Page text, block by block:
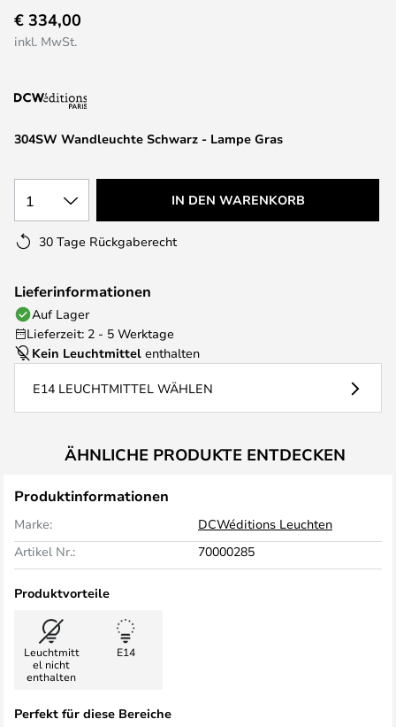
Anfang
der
springen
304SW Wandleuchte Schwarz - Lampe Gras
€ 334,00
inkl. MwSt.
1 IN DEN WARENKORB
30 Tage Rückgaberecht
Lieferinformationen
Auf Lager
Lieferzeit: 2 - 5 Werktage
Kein Leuchtmittel enthalten
E14 LEUCHTMITTEL WÄHLEN
ÄHNLICHE PRODUKTE ENTDECKEN
Produktinformationen
Marke:
DCWéditions Leuchten
Artikel Nr.:
70000285
Produktvorteile
Leuchtmitt
el nicht
enthalten
E14
Perfekt für diese Bereiche